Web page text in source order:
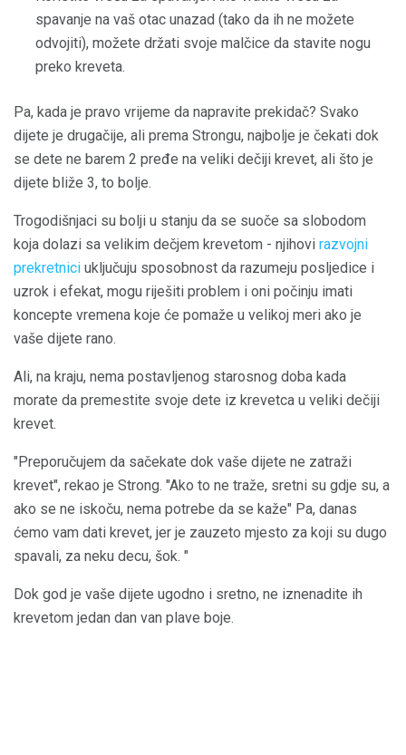
spavanje na vaš otac unazad (tako da ih ne možete
odvojiti), možete držati svoje malčice da stavite nogu
preko kreveta.
Pa, kada je pravo vrijeme da napravite prekidač? Svako
dijete je drugačije, ali prema Strongu, najbolje je čekati dok
se dete ne barem 2 pređe na veliki dečiji krevet, ali što je
dijete bliže 3, to bolje.
Trogodišnjaci su bolji u stanju da se suoče sa slobodom
koja dolazi sa velikim dečjem krevetom - njihovi razvojni
prekretnici uključuju sposobnost da razumeju posljedice i
uzrok i efekat, mogu riješiti problem i oni počinju imati
koncepte vremena koje će pomaže u velikoj meri ako je
vaše dijete rano.
Ali, na kraju, nema postavljenog starosnog doba kada
morate da premestite svoje dete iz krevetca u veliki dečiji
krevet.
"Preporučujem da sačekate dok vaše dijete ne zatraži
krevet", rekao je Strong. "Ako to ne traže, sretni su gdje su, a
ako se ne iskoču, nema potrebe da se kaže" Pa, danas
ćemo vam dati krevet, jer je zauzeto mjesto za koji su dugo
spavali, za neku decu, šok. "
Dok god je vaše dijete ugodno i sretno, ne iznenadite ih
krevetom jedan dan van plave boje.